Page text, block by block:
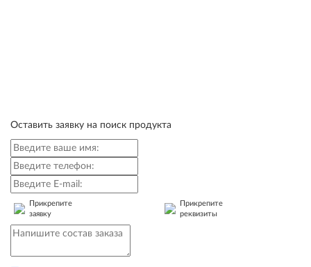
Оставить заявку на поиск продукта
Прикрепите
заявку
Прикрепите
реквизиты